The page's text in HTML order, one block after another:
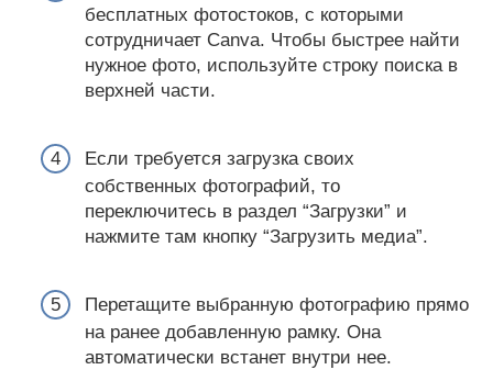
бесплатных фотостоков, с которыми
сотрудничает Canva. Чтобы быстрее найти
нужное фото, используйте строку поиска в
верхней части.
Если требуется загрузка своих
собственных фотографий, то
переключитесь в раздел “Загрузки” и
нажмите там кнопку “Загрузить медиа”.
Перетащите выбранную фотографию прямо
на ранее добавленную рамку. Она
автоматически встанет внутри нее.